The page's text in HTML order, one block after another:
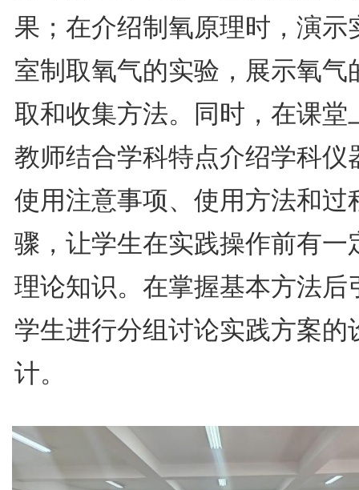
果；在介绍制氧原理时，演示
室制取氧气的实验，展示氧气
取和收集方法。同时，在课堂
教师结合学科特点介绍学科仪
使用注意事项、使用方法和过
骤，让学生在实践操作前有一
理论知识。在掌握基本方法后
学生进行分组讨论实践方案的
计。